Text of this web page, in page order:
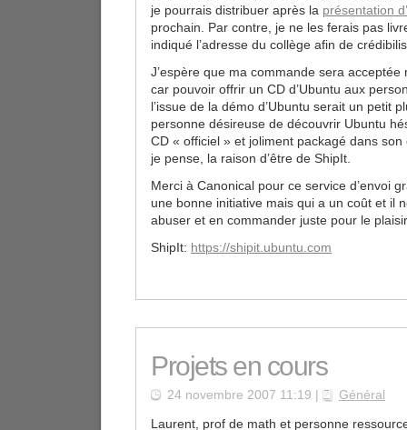
je pourrais distribuer après la présentation
prochain. Par contre, je ne les ferais pas
indiqué l’adresse du collège afin de
J’espère que ma commande sera
car pouvoir offrir un CD d’Ubuntu aux
l’issue de la démo d’Ubuntu serait un petit
personne désireuse de découvrir Ubuntu
CD « officiel » et joliment packagé dans son
je pense, la raison d’être de ShipIt.
Merci à Canonical pour ce service d’envoi
une bonne initiative mais qui a un coût et il
abuser et en commander juste pour le
ShipIt: https://shipit.ubuntu.com
Projets en cours
24 novembre 2007 11:19 | Général
Laurent, prof de math et personne